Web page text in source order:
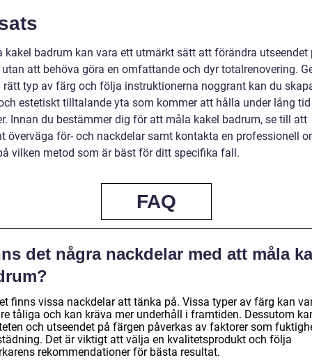
kakel badrum kan vara ett utmärkt sätt att förändra utseendet
att behöva göra en omfattande och dyr totalrenovering.
typ av färg och följa instruktionerna noggrant kan du
estetiskt tilltalande yta som kommer att hålla under lång tid
Innan du bestämmer dig för att måla kakel badrum, se till att
överväga för- och nackdelar samt kontakta en professionell
vilken metod som är bäst för ditt specifika fall.
FAQ
det några nackdelar med att måla
finns vissa nackdelar att tänka på. Vissa typer av färg kan
tåliga och kan kräva mer underhåll i framtiden. Dessutom
och utseendet på färgen påverkas av faktorer som
Det är viktigt att välja en kvalitetsprodukt och följa
rekommendationer för bästa resultat.